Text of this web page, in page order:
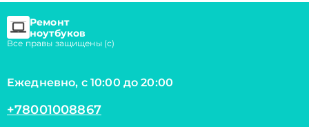
Ремонт
ноутбуков
Все правы защищены (с)
Ежедневно, с 10:00 до 20:00
+78001008867